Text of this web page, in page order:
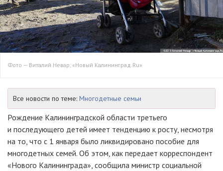
Фото — Виталий Невар, «Новый Калининград.Ru»
Все новости по теме: Многодетные семьи
Рождение Калининградской области третьего
и последующего детей имеет тенденцию к росту, несмотря
на то, что с 1 января было ликвидировано пособие для
многодетных семей. Об этом, как передает корреспондент
«Нового Калининграда», сообщила министр социальной